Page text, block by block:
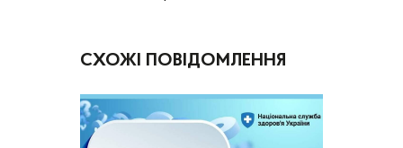
СХОЖІ ПОВІДОМЛЕННЯ